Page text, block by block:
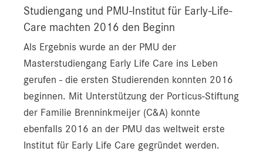
Studiengang und PMU-Institut für Early-Life-
Care machten 2016 den Beginn
Als Ergebnis wurde an der PMU der
Masterstudiengang Early Life Care ins Leben
gerufen - die ersten Studierenden konnten 2016
beginnen. Mit Unterstützung der Porticus-Stiftung
der Familie Brenninkmeijer (C&A) konnte
ebenfalls 2016 an der PMU das weltweit erste
Institut für Early Life Care gegründet werden.